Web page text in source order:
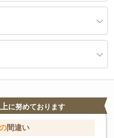
に努めております
間違い